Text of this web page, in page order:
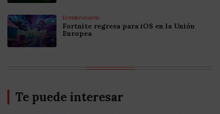
Entretenimiento
Fortnite regresa para iOS en la Unión
Europea
Te puede interesar